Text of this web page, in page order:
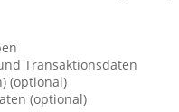
Transaktionsdaten
(optional)
(optional)